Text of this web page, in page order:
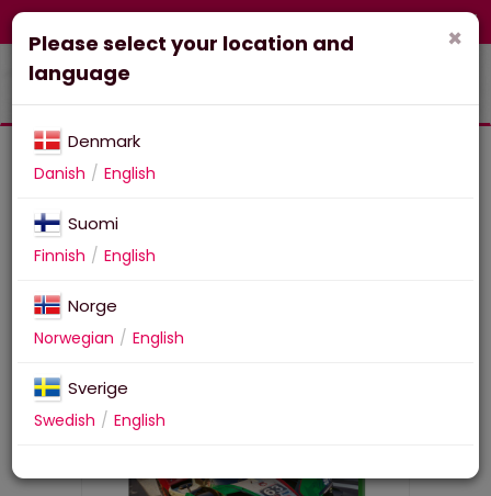
FI-fi
Corporate
Project Motor Racing
×
Please select your location and
language
Denmark
Danish English
Suomi
Finnish English
Norge
Norwegian English
Sverige
Swedish English